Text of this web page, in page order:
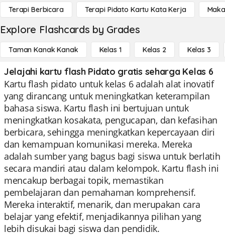
Terapi Berbicara Terapi Pidato Kartu Kata Kerja
Explore Flashcards by Grades
Taman Kanak Kanak Kelas 1 Kelas 2 Kelas 3
Jelajahi kartu flash Pidato gratis seharga Kelas 6
Kartu flash pidato untuk kelas 6 adalah alat inovatif
yang dirancang untuk meningkatkan keterampilan
bahasa siswa. Kartu flash ini bertujuan untuk
meningkatkan kosakata, pengucapan, dan kefasihan
berbicara, sehingga meningkatkan kepercayaan diri
dan kemampuan komunikasi mereka. Mereka
adalah sumber yang bagus bagi siswa untuk berlatih
secara mandiri atau dalam kelompok. Kartu flash ini
mencakup berbagai topik, memastikan
pembelajaran dan pemahaman komprehensif.
Mereka interaktif, menarik, dan merupakan cara
belajar yang efektif, menjadikannya pilihan yang
lebih disukai bagi siswa dan pendidik.